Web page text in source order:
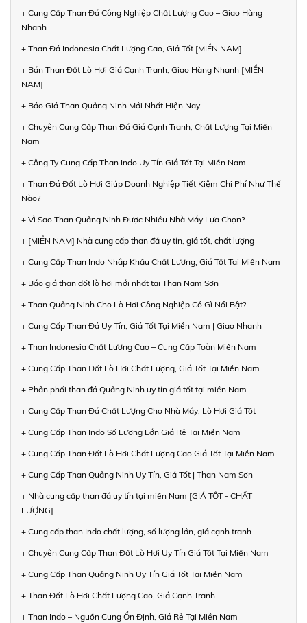
+ Cung Cấp Than Đá Công Nghiệp Chất Lượng Cao – Giao Hàng
Nhanh
+ Than Đá Indonesia Chất Lượng Cao, Giá Tốt [MIỀN NAM]
+ Bán Than Đốt Lò Hơi Giá Cạnh Tranh, Giao Hàng Nhanh [MIỀN
NAM]
+ Báo Giá Than Quảng Ninh Mới Nhất Hiện Nay
+ Chuyên Cung Cấp Than Đá Giá Cạnh Tranh, Chất Lượng Tại Miền
Nam
+ Công Ty Cung Cấp Than Indo Uy Tín Giá Tốt Tại Miền Nam
+ Than Đá Đốt Lò Hơi Giúp Doanh Nghiệp Tiết Kiệm Chi Phí Như Thế
Nào?
+ Vì Sao Than Quảng Ninh Được Nhiều Nhà Máy Lựa Chọn?
+ [MIỀN NAM] Nhà cung cấp than đá uy tín, giá tốt, chất lượng
+ Cung Cấp Than Indo Nhập Khẩu Chất Lượng, Giá Tốt Tại Miền Nam
+ Báo giá than đốt lò hơi mới nhất tại Than Nam Sơn
+ Than Quảng Ninh Cho Lò Hơi Công Nghiệp Có Gì Nổi Bật?
+ Cung Cấp Than Đá Uy Tín, Giá Tốt Tại Miền Nam | Giao Nhanh
+ Than Indonesia Chất Lượng Cao – Cung Cấp Toàn Miền Nam
+ Cung Cấp Than Đốt Lò Hơi Chất Lượng, Giá Tốt Tại Miền Nam
+ Phân phối than đá Quảng Ninh uy tín giá tốt tại miền Nam
+ Cung Cấp Than Đá Chất Lượng Cho Nhà Máy, Lò Hơi Giá Tốt
+ Cung Cấp Than Indo Số Lượng Lớn Giá Rẻ Tại Miền Nam
+ Cung Cấp Than Đốt Lò Hơi Chất Lượng Cao Giá Tốt Tại Miền Nam
+ Cung Cấp Than Quảng Ninh Uy Tín, Giá Tốt | Than Nam Sơn
+ Nhà cung cấp than đá uy tín tại miền Nam [GIÁ TỐT - CHẤT
LƯỢNG]
+ Cung cấp than Indo chất lượng, số lượng lớn, giá cạnh tranh
+ Chuyên Cung Cấp Than Đốt Lò Hơi Uy Tín Giá Tốt Tại Miền Nam
+ Cung Cấp Than Quảng Ninh Uy Tín Giá Tốt Tại Miền Nam
+ Than Đốt Lò Hơi Chất Lượng Cao, Giá Cạnh Tranh
+ Than Indo – Nguồn Cung Ổn Định, Giá Rẻ Tại Miền Nam